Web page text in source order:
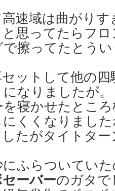
速域は曲がり
思ってたらフ
擦ってたとう
ットして他の
なりましたが。
寝かせたとこ
くくなりまし
たがタイトタ
ふらついてい
ーバーのガタ